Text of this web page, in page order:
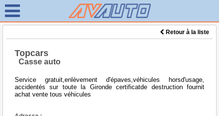
Retour à la liste
Topcars
Casse auto
Service gratuit,enlèvement d'épaves,véhicules horsd'usage,
accidentés sur toute la Gironde certificatde destruction fournit
achat vente tous véhicules